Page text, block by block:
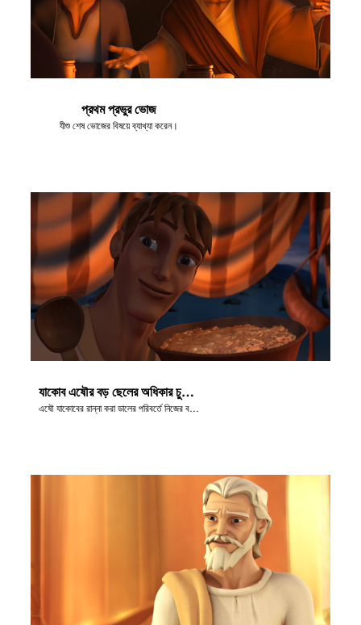
প্রথম প্রভুর ভোজ
যীশু শেষ ভোজের বিষয়ে ব্যাখ্যা করেন।
যাকোব এষৌর বড় ছেলের অধিকার চুরি করে
এষৌ যাকোবের রান্না করা ডালের পরিবর্তে নিজের বড় ছেলের অধিকার বিক্রি করে দেয়।